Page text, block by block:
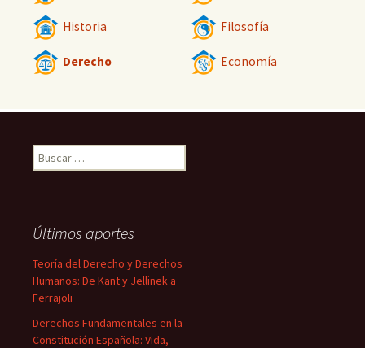
Historia Filosofía
Derecho Economía
Buscar:
Últimos aportes
Teoría del Derecho y Derechos
Humanos: De Kant y Jellinek a
Ferrajoli
Derechos Fundamentales en la
Constitución Española: Vida,